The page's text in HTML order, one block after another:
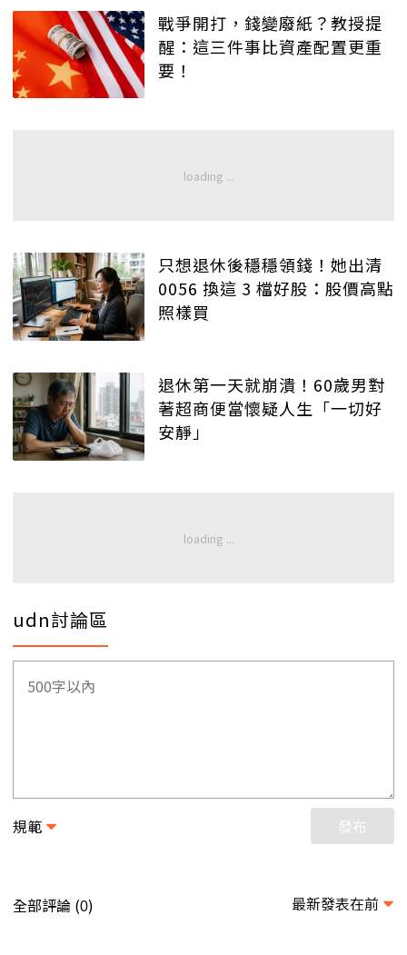
戰爭開打，錢變廢紙？教授提
醒：這三件事比資產配置更重
要！
只想退休後穩穩領錢！她出清
0056 換這 3 檔好股：股價高點
照樣買
退休第一天就崩潰！60歲男對
著超商便當懷疑人生「一切好
安靜」
udn討論區
規範 發布
全部評論 (0) 最新發表在前